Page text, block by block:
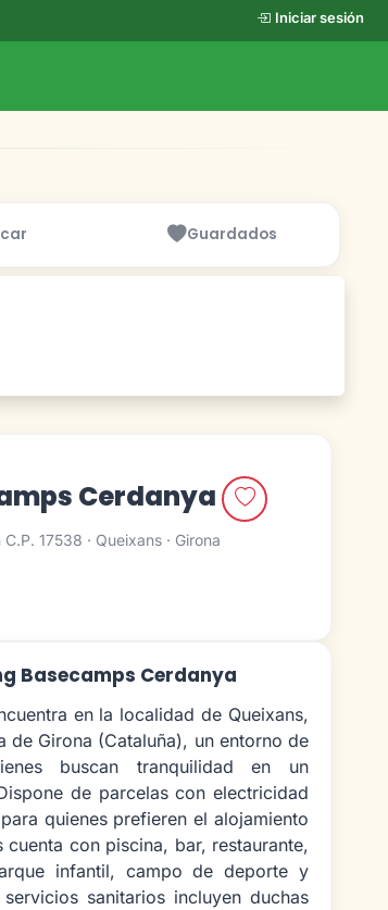
Iniciar sesión
Guardados
Cerdanya
17538 · Queixans · Girona
Basecamps Cerdanya
en la localidad de Queixans,
de Girona (Cataluña), un entorno de
buscan tranquilidad en un
de parcelas con electricidad
quienes prefieren el alojamiento
con piscina, bar, restaurante,
infantil, campo de deporte y
sanitarios incluyen duchas